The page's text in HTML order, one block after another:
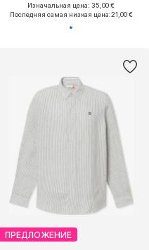
Изначальная цена: 35,00 €
Последняя самая низкая цена:21,00 €
ПРЕДЛОЖЕНИЕ